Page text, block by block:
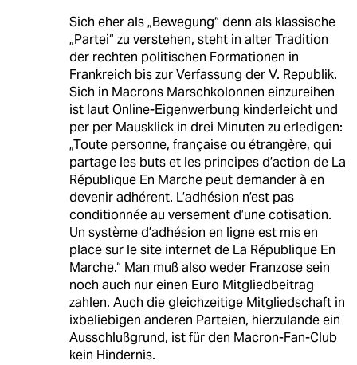
Sich eher als „Bewegung“ denn als klassische
„Partei“ zu verstehen, steht in alter Tradition
der rechten politischen Formationen in
Frankreich bis zur Verfassung der V. Republik.
Sich in Macrons Marschkolonnen einzureihen
ist laut Online-Eigenwerbung kinderleicht und
per per Mausklick in drei Minuten zu erledigen:
„Toute personne, française ou étrangère, qui
partage les buts et les principes d’action de La
République En Marche peut demander à en
devenir adhérent. L’adhésion n’est pas
conditionnée au versement d’une cotisation.
Un système d’adhésion en ligne est mis en
place sur le site internet de La République En
Marche.“ Man muß also weder Franzose sein
noch auch nur einen Euro Mitgliedbeitrag
zahlen. Auch die gleichzeitige Mitgliedschaft in
ixbeliebigen anderen Parteien, hierzulande ein
Ausschlußgrund, ist für den Macron-Fan-Club
kein Hindernis.